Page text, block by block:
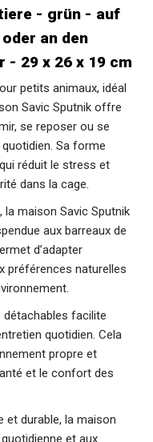
- grün - auf
an den
- 29 x 26 x 19 cm
petits animaux, idéal
Savic Sputnik offre
se reposer ou se
Sa forme
réduit le stress et
dans la cage.
la maison Savic Sputnik
aux barreaux de
d’adapter
préférences naturelles
facilite
quotidien. Cela
propre et
et le confort des
et durable, la maison
et aux